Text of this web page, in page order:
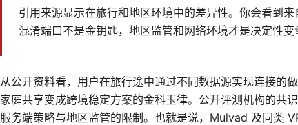
引用来源显示在旅行和地区环境中的差异性。你会看到
混淆端口不是金钥匙，地区监管和网络环境才是决定性变
从公开资料看，用户在旅行途中通过不同数据源实现连接的
家庭共享变成跨境稳定方案的金科玉律。公开评测机构的共
服务端策略与地区监管的限制。也就是说，Mulvad 及同类